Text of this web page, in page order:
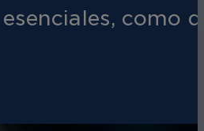
esenciales, como